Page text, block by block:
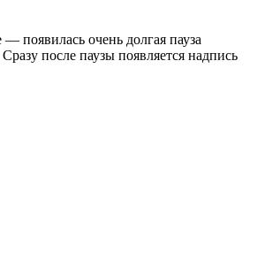
появилась очень долгая пауза
после паузы появляется надпись